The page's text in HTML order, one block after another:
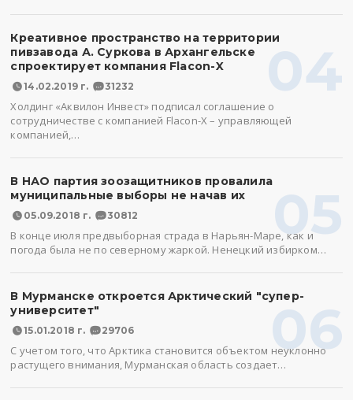
04
Креативное пространство на территории
пивзавода А. Суркова в Архангельске
спроектирует компания Flacon-X
14.02.2019 г. 31232
Холдинг «Аквилон Инвест» подписал соглашение о
сотрудничестве с компанией Flacon-X – управляющей
компанией,…
05
В НАО партия зоозащитников провалила
муниципальные выборы не начав их
05.09.2018 г. 30812
В конце июля предвыборная страда в Нарьян-Маре, как и
погода была не по северному жаркой. Ненецкий избирком…
06
В Мурманске откроется Арктический "супер-
университет"
15.01.2018 г. 29706
С учетом того, что Арктика становится объектом неуклонно
растущего внимания, Мурманская область создает…